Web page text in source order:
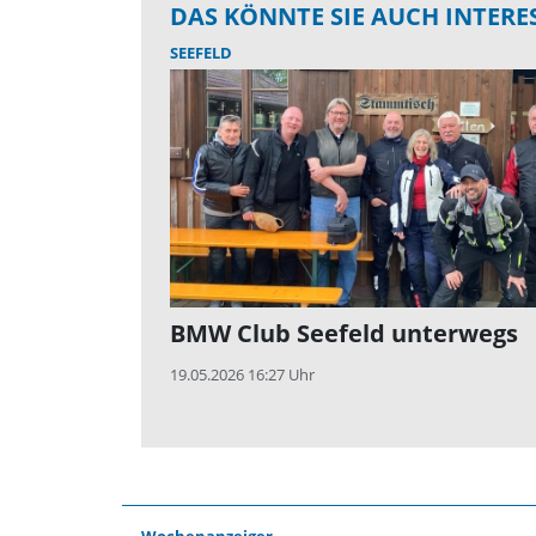
DAS KÖNNTE SIE AUCH
SEEFELD
BMW Club Seefeld unterwegs
19.05.2026 16:27 Uhr